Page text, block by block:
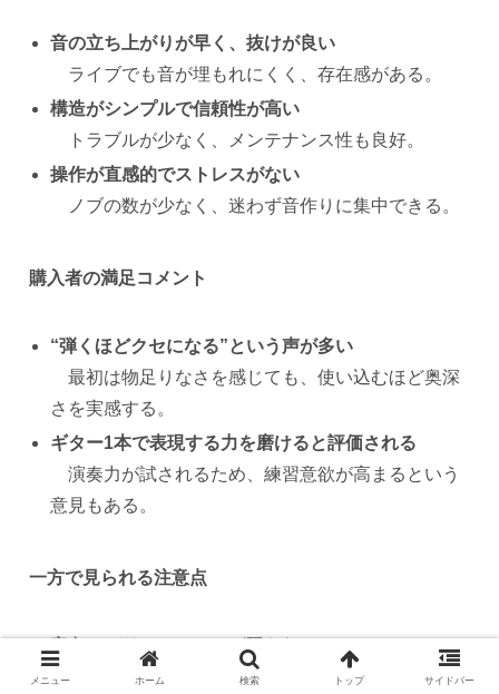
音の立ち上がりが早く、抜けが良い
ライブでも音が埋もれにくく、存在感がある。
構造がシンプルで信頼性が高い
トラブルが少なく、メンテナンス性も良好。
操作が直感的でストレスがない
ノブの数が少なく、迷わず音作りに集中できる。
購入者の満足コメント
“弾くほどクセになる”という声が多い
最初は物足りなさを感じても、使い込むほど奥深
さを実感する。
ギター1本で表現する力を磨けると評価される
演奏力が試されるため、練習意欲が高まるという
意見もある。
一方で見られる注意点
音色のバリエーションが限られる
1基のピックアップ構成に慣れていないと不満が出
メニュー ホーム 検索 トップ サイドバー